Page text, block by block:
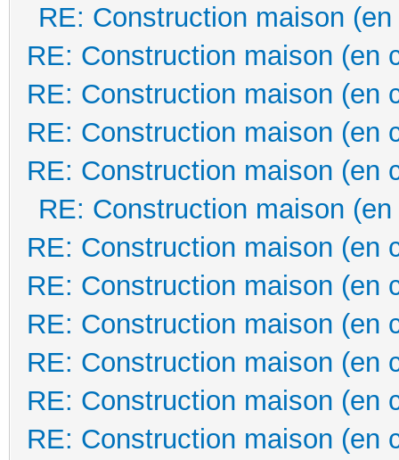
RE: Construction maison
RE: Construction maison (en
RE: Construction maison (en
RE: Construction maison (en
RE: Construction maison (en
RE: Construction maison
RE: Construction maison (en
RE: Construction maison (en
RE: Construction maison (en
RE: Construction maison (en
RE: Construction maison (en
RE: Construction maison (en